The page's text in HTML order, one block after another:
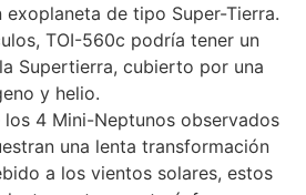
de tipo Super-Tierra.
TOI-560c podría tener un
Supertierra, cubierto por una
y helio.
4 Mini-Neptunos observados
una lenta transformación
a los vientos solares, estos